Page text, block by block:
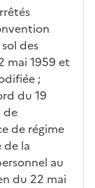
des
mai 1959 et
;
du 19
de
de régime
de la
au
du 22 mai